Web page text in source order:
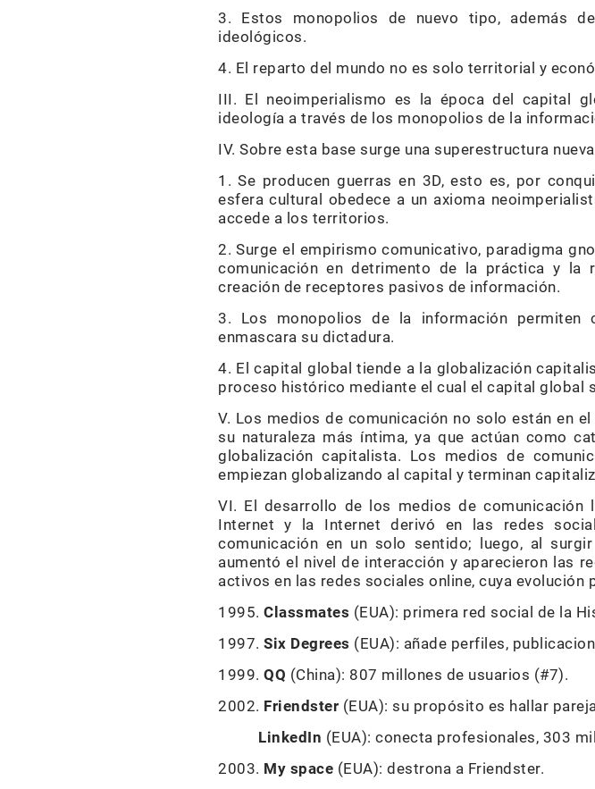
3. Estos monopolios de nuevo tipo, además
ideológicos.
4. El reparto del mundo no es solo territorial y
III. El neoimperialismo es la época del capital
ideología a través de los monopolios de la
IV. Sobre esta base surge una superestructura
1. Se producen guerras en 3D, esto es, por
esfera cultural obedece a un axioma
accede a los territorios.
2. Surge el empirismo comunicativo, paradigma
comunicación en detrimento de la práctica y la
creación de receptores pasivos de información.
3. Los monopolios de la información permiten
enmascara su dictadura.
4. El capital global tiende a la globalización
proceso histórico mediante el cual el capital global
V. Los medios de comunicación no solo están en
su naturaleza más íntima, ya que actúan como
globalización capitalista. Los medios de
empiezan globalizando al capital y terminan
VI. El desarrollo de los medios de
Internet y la Internet derivó en las redes
comunicación en un solo sentido; luego, al
aumentó el nivel de interacción y aparecieron las
activos en las redes sociales online, cuya evolución
1995. Classmates (EUA): primera red social de la
1997. Six Degrees (EUA): añade perfiles,
1999. QQ (China): 807 millones de usuarios (#7).
2002. Friendster (EUA): su propósito es hallar
LinkedIn (EUA): conecta profesionales, 303
2003. My space (EUA): destrona a Friendster.